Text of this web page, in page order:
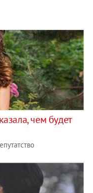
чем будет